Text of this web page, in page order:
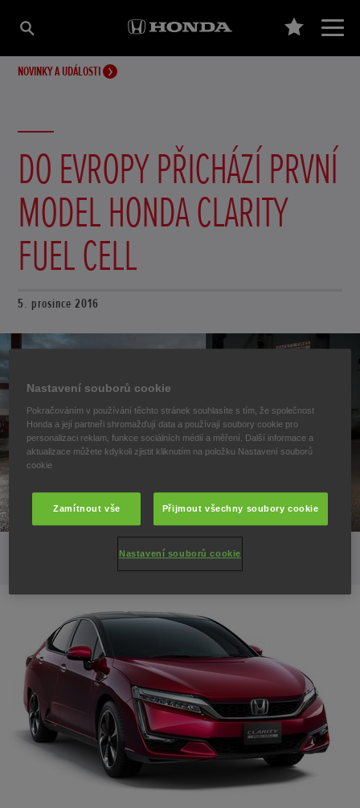
NOVINKY A UDÁLOSTI
DO EVROPY PŘICHÁZÍ PRVNÍ
MODEL HONDA CLARITY
FUEL CELL
5. prosince 2016
Nastavení souborů cookie
Pokračováním v používání těchto stránek souhlasíte s tím, že společnost
Honda a její partneři shromažďují data a používají soubory cookie pro
personalizaci reklam, funkce sociálních médií a měření. Další informace a
aktualizace můžete kdykoli zjistit kliknutím na položku Nastavení souborů
cookie
Zamítnout vše Přijmout všechny soubory cookie
Nastavení souborů cookie